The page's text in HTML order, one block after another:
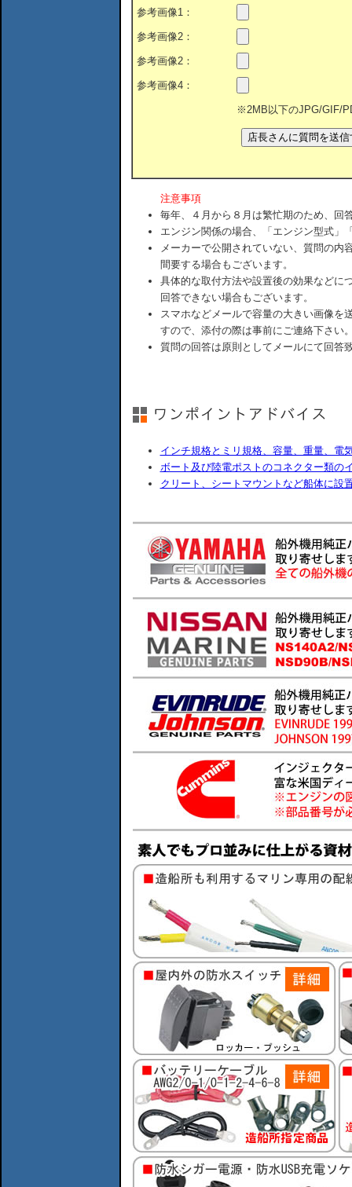
参考画像1：
参考画像2：
参考画像2：
参考画像4：
※2MB以下のJPG/GIF/
注意事項
毎年、４月から８月は繁忙期のため、回
エンジン関係の場合、「エンジン型式」
メーカーで公開されていない、質問の内
間要する場合もございます。
具体的な取付方法や設置後の効果などに
回答できない場合もございます。
スマホなどメールで容量の大きい画像を
すので、添付の際は事前にご連絡下さい
質問の回答は原則としてメールにて回答
インチ規格とミリ規格、容量、重量、電
ボート及び陸電ポストのコネクター類の
クリート、シートマウントなど船体に設